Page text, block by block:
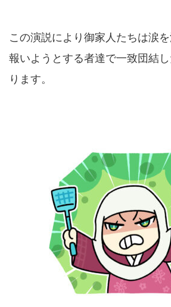
この演説により御家人たちは涙
報いようとする者達で一致団結
ります。